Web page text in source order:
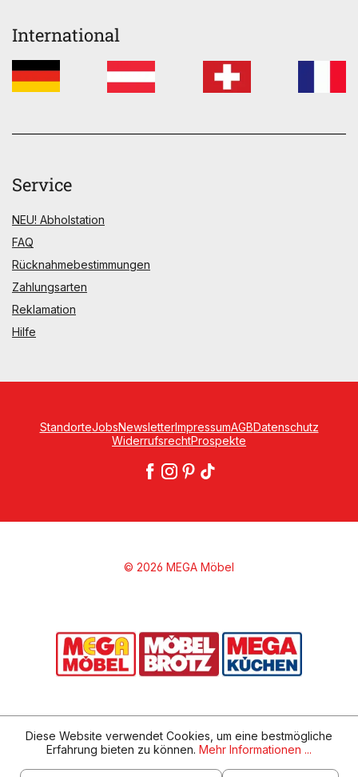
International
Service
NEU! Abholstation
FAQ
Rücknahmebestimmungen
Zahlungsarten
Reklamation
Hilfe
StandorteJobsNewsletterImpressumAGBDatenschutz
WiderrufsrechtProspekte
© 2026 MEGA Möbel
Diese Website verwendet Cookies, um eine bestmögliche
Erfahrung bieten zu können. Mehr Informationen ...